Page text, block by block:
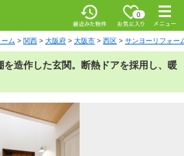
最近みた
物件
お気に入
0
メニ
ュー
ーム 関西 大阪府 大阪市 西区 サンヨーリフォー
を造作した玄関。断熱ドアを採用し、暖